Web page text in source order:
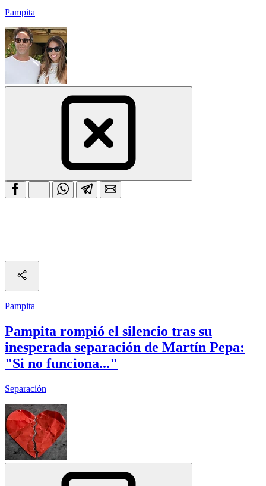
Pampita
Pampita
Pampita rompió el silencio tras su
inesperada separación de Martín Pepa:
"Si no funciona..."
Separación